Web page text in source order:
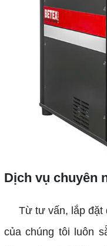
Dịch vụ chuyên
Từ tư vấn, lắp đặt
của chúng tôi luôn